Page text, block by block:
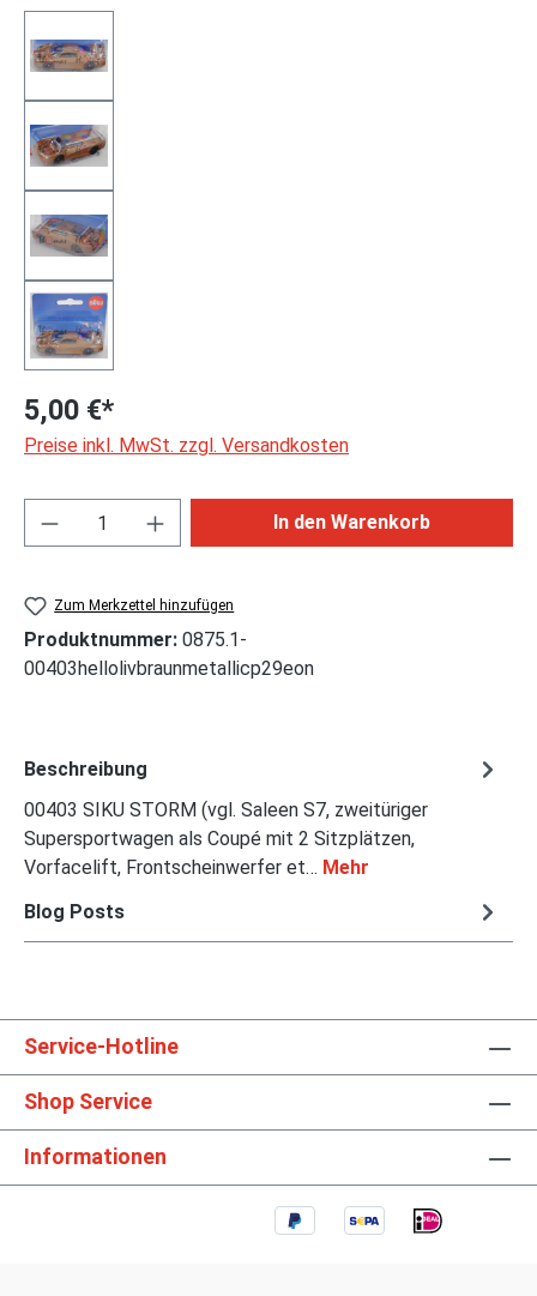
5,00 €*
Preise inkl. MwSt. zzgl. Versandkosten
Produkt Anzahl: Gib den gewünschten
In den Warenkorb
Zum Merkzettel hinzufügen
Produktnummer: 0875.1-
00403hellolivbraunmetallicp29eon
Beschreibung
00403 SIKU STORM (vgl. Saleen S7, zweitüriger
Supersportwagen als Coupé mit 2 Sitzplätzen,
Vorfacelift, Frontscheinwerfer et… Mehr
Blog Posts
Service-Hotline
Shop Service
Informationen